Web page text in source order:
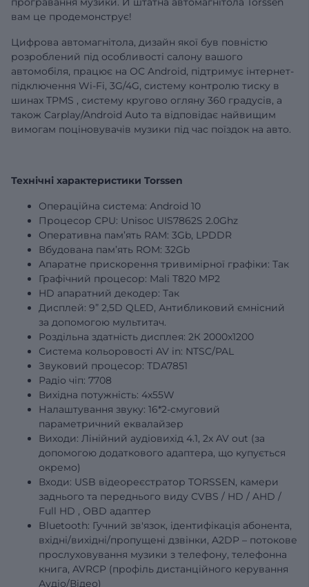
вам це продемонструє!
Цифрова автомагнітола, дизайн якої був повністю
розроблений під особливості салону вашого
автомобіля, працює на ОС Android, підтримує інтернет-
підключення Wi-Fi, 3G/4G, систему контролю тиску в
шинах TPMS , систему кругово огляну 360 градусів, а
також Carplay/Android Auto та відповідає найвищим
вимогам поціновувачів музики під час поїздок на авто.
Технічні характеристики Torssen
Операційна система: Android 10
Процесор CPU: Unisoc UIS7862S 2.0Ghz
Оперативна пам’ять RAM: 3Gb, LPDDR
Вбудована пам’ять ROM: 32Gb
Апаратне прискорення тривимірної графіки: Так
Графічний процесор: Mali T820 MP2
HD апаратний декодер: Так
Дисплей: 9” 2,5D QLED, Антибликовий ємнісний
за допомогою мультитач.
Роздільна здатність дисплея: 2К 2000х1200
Система кольоровості AV in: NTSC/PAL
Звуковий процесор: TDA7851
Радіо чіп: 7708
Вихідна потужність: 4х55W
Налаштування звуку: 16*2-смуговий
параметричний еквалайзер
Виходи: Лінійний аудіовихід 4.1, 2x AV out (за
допомогою додаткового адаптера, що купується
окремо)
Входи: USB відеореєстратор TORSSEN, камери
заднього та переднього виду CVBS / HD / AHD /
Full HD , OBD адаптер
Bluetooth: Гучний зв'язок, ідентифікація абонента,
вхідні/вихідні/пропущені дзвінки, A2DP – потокове
прослуховування музики з телефону, телефонна
книга, AVRCP (профіль дистанційного керування
Аудіо/Відео)